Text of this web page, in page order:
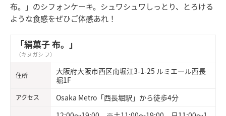
布。」のシフォンケーキ。シュワシュワしっとり、とろける
ような食感をぜひご体感あれ！
「絹菓子 布。」
（キヌガシ フ）
住所
大阪府大阪市西区南堀江3-1-25 ルミエール西長
堀1F
アクセス Osaka Metro「西長堀駅」から徒歩4分